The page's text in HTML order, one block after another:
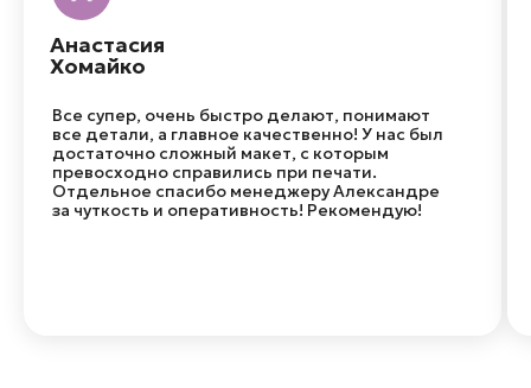
Все супер, очень быстро делают, понимают
все детали, а главное качественно! У нас был
достаточно сложный макет, с которым
превосходно справились при печати.
Отдельное спасибо менеджеру Александре
за чуткость и оперативность! Рекомендую!
Анастасия
Хомайко